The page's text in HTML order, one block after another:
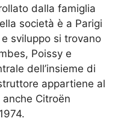
dalla famiglia
società è a Parigi
sviluppo si trovano
Poissy e
dell’insieme di
appartiene al
Citroën